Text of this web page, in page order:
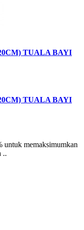
TUALA BAYI
TUALA BAYI
untuk memaksimumkan
..